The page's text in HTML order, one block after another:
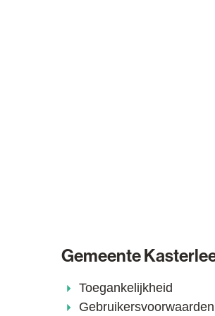
Gemeente
Toegankelijkheid
Gebruikersvoorwaarden